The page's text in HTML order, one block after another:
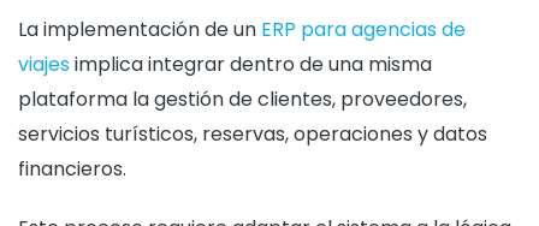
La implementación de un ERP para agencias de
viajesimplica integrar dentro de una misma
plataforma la gestión de clientes, proveedores,
servicios turísticos, reservas, operaciones y datos
financieros.